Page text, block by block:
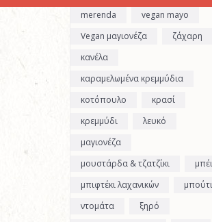
merenda
vegan mayo
Vegan μαγιονέζα
ζάχαρη
κανέλα
καραμελωμένα κρεμμύδια
κοτόπουλο
κρασί
κρεμμύδι
λευκό
μαγιονέζα
μουστάρδα & τζατζίκι
μπιφτέκι λαχανικών
μπούτι
ντομάτα
ξηρό